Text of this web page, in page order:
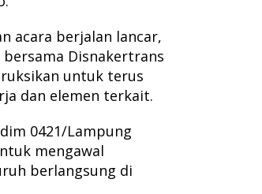
acara berjalan lancar,
bersama Disnakertrans
untuk terus
dan elemen terkait.
0421/Lampung
mengawal
berlangsung di